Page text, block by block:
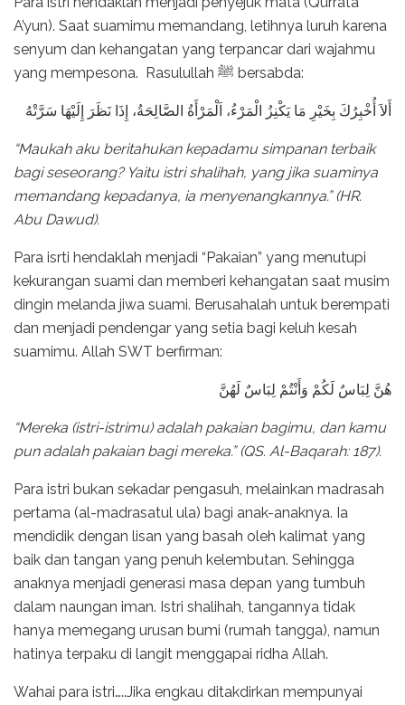
A’yun). Saat suamimu memandang, letihnya luruh karena
senyum dan kehangatan yang terpancar dari wajahmu
yang mempesona. Rasulullah ﷺ bersabda:
أَلاَ أُخْبِرُكَ بِخَيْرِ مَا يَكْنِزُ الْمَرْءُ، اَلْمَرْأَةُ الصَّالِحَةُ، إِذَا نَظَرَ إِلَيْهَا سَرَّتْهُ
“Maukah aku beritahukan kepadamu simpanan terbaik
bagi seseorang? Yaitu istri shalihah, yang jika suaminya
memandang kepadanya, ia menyenangkannya.” (HR.
Abu Dawud).
Para isrti hendaklah menjadi “Pakaian” yang menutupi
kekurangan suami dan memberi kehangatan saat musim
dingin melanda jiwa suami. Berusahalah untuk berempati
dan menjadi pendengar yang setia bagi keluh kesah
suamimu. Allah SWT berfirman:
هُنَّ لِبَاسٌ لَكُمْ وَأَنْتُمْ لِبَاسٌ لَهُنَّ
“Mereka (istri-istrimu) adalah pakaian bagimu, dan kamu
pun adalah pakaian bagi mereka.” (QS. Al-Baqarah: 187).
Para istri bukan sekadar pengasuh, melainkan madrasah
pertama (al-madrasatul ula) bagi anak-anaknya. Ia
mendidik dengan lisan yang basah oleh kalimat yang
baik dan tangan yang penuh kelembutan. Sehingga
anaknya menjadi generasi masa depan yang tumbuh
dalam naungan iman. Istri shalihah, tangannya tidak
hanya memegang urusan bumi (rumah tangga), namun
hatinya terpaku di langit menggapai ridha Allah.
Wahai para istri…..Jika engkau ditakdirkan mempunyai